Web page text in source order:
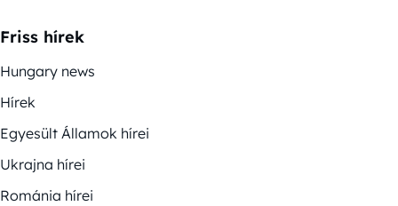
Friss hírek
Hungary news
Hírek
Egyesült Államok hírei
Ukrajna hírei
Románia hírei